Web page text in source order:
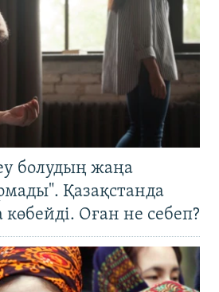
болудың жаңа
Қазақстанда
Оған не себеп?